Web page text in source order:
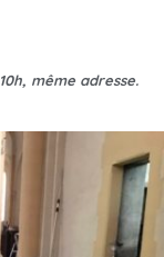
même adresse.